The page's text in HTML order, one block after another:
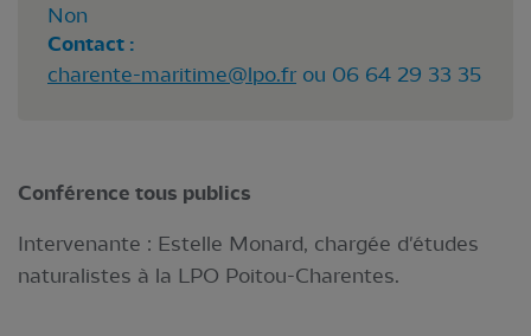
Non
Contact :
charente-maritime@lpo.fr ou 06 64 29 33 35
Conférence tous publics
Intervenante : Estelle Monard, chargée d'études
naturalistes à la LPO Poitou-Charentes.